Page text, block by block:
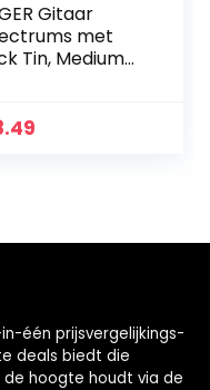
Gitaar
met
Tin, Medium
Gevarieerd
één prijsvergelijkings-
deals biedt die
de hoogte houdt via de